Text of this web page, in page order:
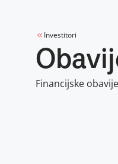
Investitori
Financijske